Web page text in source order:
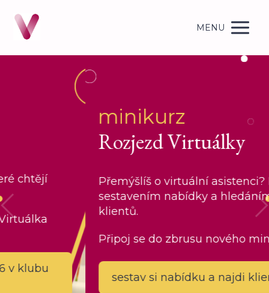
MENU
minikurz
Rozjezd Virtuálky
Přemýšlíš o virtuální asistenci? Provedu tě
sestavením nabídky a hledáním prvních
klientů.
Připoj se do zbrusu nového minikurzu.
sestav si nabídku a najdi klienta